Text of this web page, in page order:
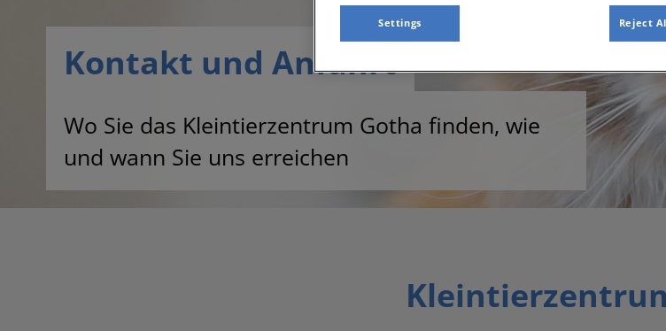
Kontakt und Anfahrt
Wo Sie das Kleintierzentrum Gotha finden, wie
und wann Sie uns erreichen
Settings Reject